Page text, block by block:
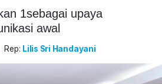
1sebagai upaya
awal
Rep: Lilis Sri Handayani